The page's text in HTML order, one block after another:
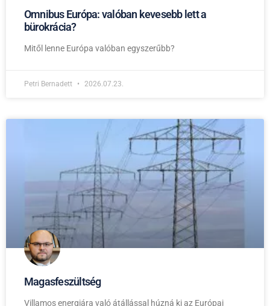
Omnibus Európa: valóban kevesebb lett a
bürokrácia?
Mitől lenne Európa valóban egyszerűbb?
Petri Bernadett 2026.07.23.
Magasfeszültség
Villamos energiára való átállással húzná ki az Európai